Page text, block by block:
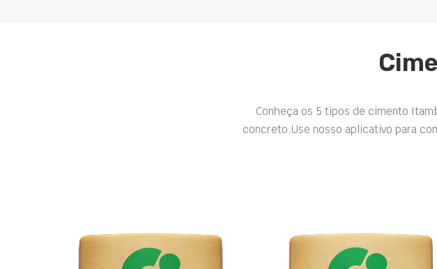
Conheça os 5 tipos de cimento
concreto.Use nosso aplicativo para